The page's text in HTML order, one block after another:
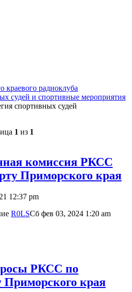
радиоклуба
судей и спортивные мероприятия
спортивных судей
1 из 1
комиссия РКСС
Приморского края
12:37 pm
R0LSСб фев 03, 2024 1:20 am
РКСС по
Приморского края